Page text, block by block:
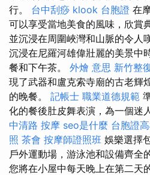
行。 台中刮痧 klook 台胞證 在
可以享受當地美食的風味，欣賞
並沉浸在周圍峽灣和山脈的令人
沉浸在尼羅河雄偉壯麗的美景中
餐和下午茶。 外燴 意思 新竹整
現了武器和盧克索寺廟的古老輝
的晚餐。 記帳士 職業道德規範
化的餐後肚皮舞表演，為一個迷
中清路 按摩 seo是什麼 台胞證
照 茶會 按摩師證照班 娛樂選擇
戶外運動場，游泳池和設備齊全
您將在小屋中每天晚上在第二天